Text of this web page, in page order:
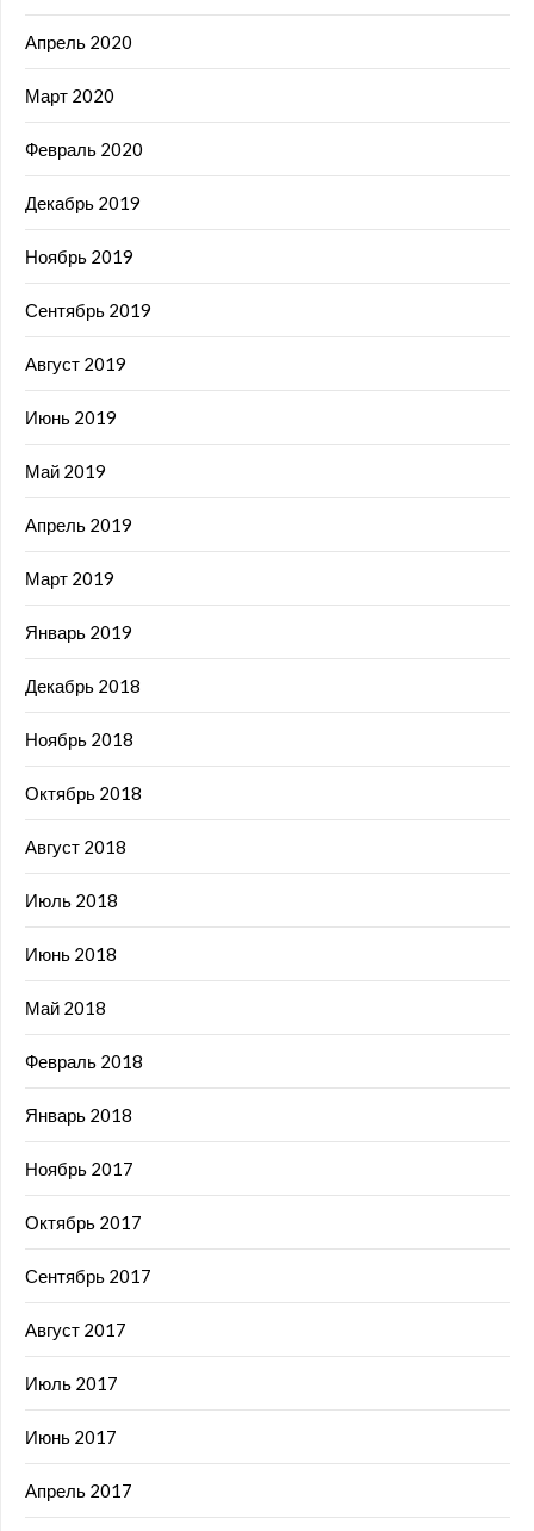
Апрель 2020
Март 2020
Февраль 2020
Декабрь 2019
Ноябрь 2019
Сентябрь 2019
Август 2019
Июнь 2019
Май 2019
Апрель 2019
Март 2019
Январь 2019
Декабрь 2018
Ноябрь 2018
Октябрь 2018
Август 2018
Июль 2018
Июнь 2018
Май 2018
Февраль 2018
Январь 2018
Ноябрь 2017
Октябрь 2017
Сентябрь 2017
Август 2017
Июль 2017
Июнь 2017
Апрель 2017